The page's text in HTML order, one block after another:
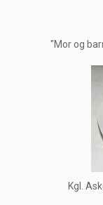
"Mor og
Kgl.